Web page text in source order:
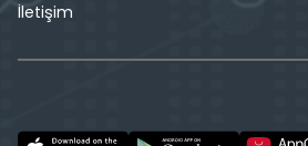
İletişim